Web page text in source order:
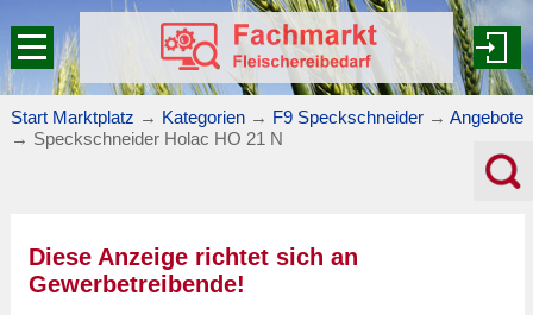
Start Marktplatz → Kategorien → F9 Speckschneider → Angebote
→ Speckschneider Holac HO 21 N
Diese Anzeige richtet sich an
Gewerbetreibende!